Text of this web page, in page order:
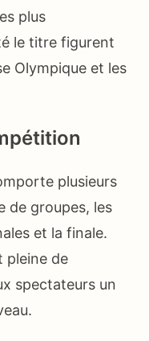
plus
le titre figurent
Olympique et les
plusieurs
de groupes, les
et la finale.
pleine de
spectateurs un